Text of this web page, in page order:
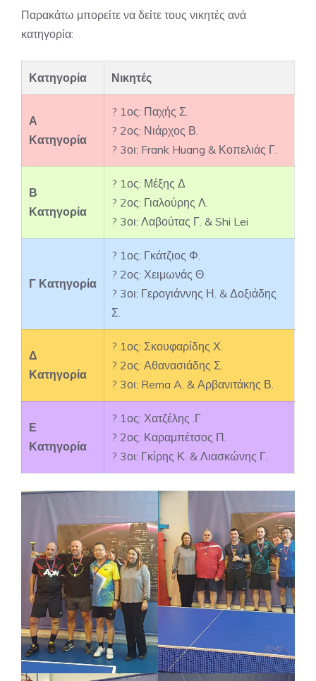
Παρακάτω μπορείτε να δείτε τους νικητές ανά
κατηγορία:
Κατηγορία Νικητές
Α
Κατηγορία
? 1ος: Παχής Σ.
? 2ος: Νιάρχος Β.
? 3οι: Frank Huang & Κοπελιάς Γ.
Β
Κατηγορία
? 1ος: Μέξης Δ
? 2ος: Γιαλούρης Λ.
? 3οι: Λαβούτας Γ. & Shi Lei
Γ Κατηγορία
? 1ος: Γκάτζιος Φ.
? 2ος: Χειμωνάς Θ.
? 3οι: Γερογιάννης Η. & Δοξιάδης
Σ.
Δ
Κατηγορία
? 1ος: Σκουφαρίδης Χ.
? 2ος: Αθανασιάδης Σ.
? 3οι: Rema A. & Αρβανιτάκης Β.
Ε
Κατηγορία
? 1ος: Χατζέλης .Γ
? 2ος: Καραμπέτσος Π.
? 3οι: Γκίρης Κ. & Λιασκώνης Γ.